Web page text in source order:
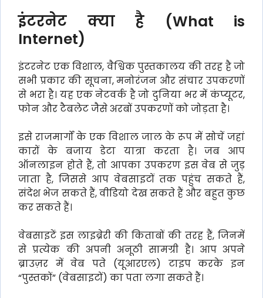
इंटरनेट क्या है (What is
Internet)
इंटरनेट एक विशाल, वैश्विक पुस्तकालय की तरह है जो
सभी प्रकार की सूचना, मनोरंजन और संचार उपकरणों
से भरा है। यह एक नेटवर्क है जो दुनिया भर में कंप्यूटर,
फोन और टैबलेट जैसे अरबों उपकरणों को जोड़ता है।
इसे राजमार्गों के एक विशाल जाल के रूप में सोचें जहां
कारों के बजाय डेटा यात्रा करता है। जब आप
ऑनलाइन होते हैं, तो आपका उपकरण इस वेब से जुड़
जाता है, जिससे आप वेबसाइटों तक पहुंच सकते हैं,
संदेश भेज सकते हैं, वीडियो देख सकते हैं और बहुत कुछ
कर सकते हैं।
वेबसाइटें इस लाइब्रेरी की किताबों की तरह हैं, जिनमें
से प्रत्येक की अपनी अनूठी सामग्री है। आप अपने
ब्राउज़र में वेब पते (यूआरएल) टाइप करके इन
“पुस्तकों” (वेबसाइटों) का पता लगा सकते हैं।